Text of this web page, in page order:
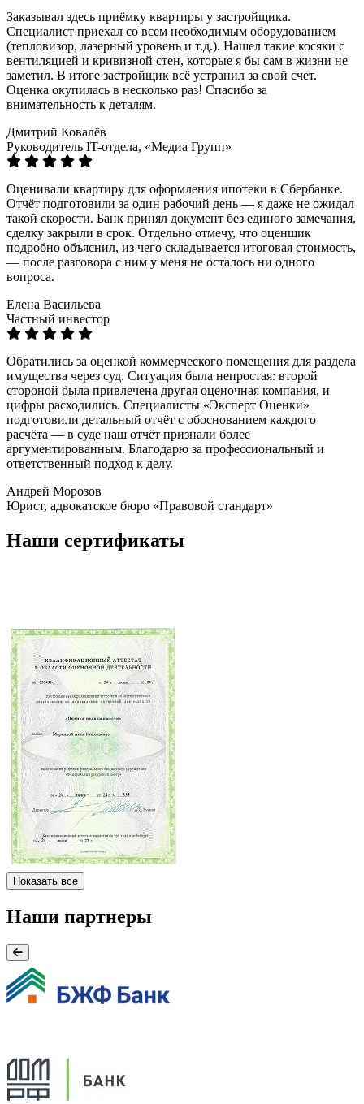
Заказывал здесь приёмку квартиры у застройщика.
Специалист приехал со всем необходимым оборудованием
(тепловизор, лазерный уровень и т.д.). Нашел такие косяки с
вентиляцией и кривизной стен, которые я бы сам в жизни не
заметил. В итоге застройщик всё устранил за свой счет.
Оценка окупилась в несколько раз! Спасибо за
внимательность к деталям.
Дмитрий Ковалёв
Руководитель IT-отдела, «Медиа Групп»
Оценивали квартиру для оформления ипотеки в Сбербанке.
Отчёт подготовили за один рабочий день — я даже не ожидал
такой скорости. Банк принял документ без единого замечания,
сделку закрыли в срок. Отдельно отмечу, что оценщик
подробно объяснил, из чего складывается итоговая стоимость,
— после разговора с ним у меня не осталось ни одного
вопроса.
Елена Васильева
Частный инвестор
Обратились за оценкой коммерческого помещения для раздела
имущества через суд. Ситуация была непростая: второй
стороной была привлечена другая оценочная компания, и
цифры расходились. Специалисты «Эксперт Оценки»
подготовили детальный отчёт с обоснованием каждого
расчёта — в суде наш отчёт признали более
аргументированным. Благодарю за профессиональный и
ответственный подход к делу.
Андрей Морозов
Юрист, адвокатское бюро «Правовой стандарт»
Наши сертификаты
Показать все
Наши партнеры